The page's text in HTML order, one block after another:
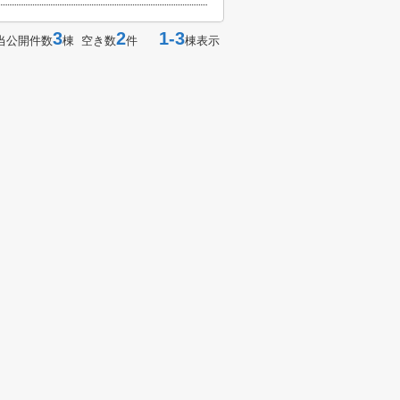
公開件数3棟 空き数2件 1-3棟表示